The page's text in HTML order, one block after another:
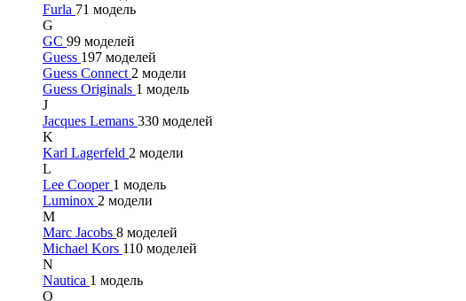
Furla 71 модель
G
GC 99 моделей
Guess 197 моделей
Guess Connect 2 модели
Guess Originals 1 модель
J
Jacques Lemans 330 моделей
K
Karl Lagerfeld 2 модели
L
Lee Cooper 1 модель
Luminox 2 модели
M
Marc Jacobs 8 моделей
Michael Kors 110 моделей
N
Nautica 1 модель
O